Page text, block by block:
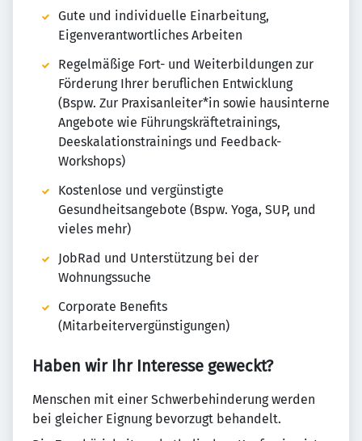
Gute und individuelle Einarbeitung,
Eigenverantwortliches Arbeiten
Regelmäßige Fort- und Weiterbildungen zur
Förderung Ihrer beruflichen Entwicklung
(Bspw. Zur Praxisanleiter*in sowie hausinterne
Angebote wie Führungskräftetrainings,
Deeskalationstrainings und Feedback-
Workshops)
Kostenlose und vergünstigte
Gesundheitsangebote (Bspw. Yoga, SUP, und
vieles mehr)
JobRad und Unterstützung bei der
Wohnungssuche
Corporate Benefits
(Mitarbeitervergünstigungen)
Haben wir Ihr Interesse geweckt?
Menschen mit einer Schwerbehinderung werden
bei gleicher Eignung bevorzugt behandelt.